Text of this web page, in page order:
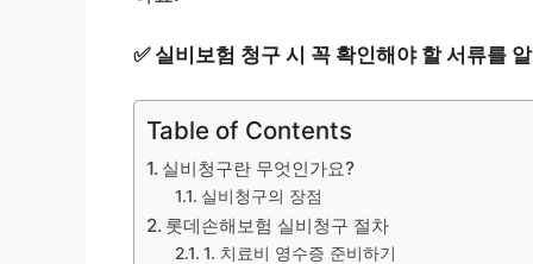
✅ 실비보험 청구 시 꼭 확인해야 할 서류를
Table of Contents
실비청구란 무엇인가요?
실비청구의 장점
롯데손해보험 실비청구 절차
1. 치료비 영수증 준비하기